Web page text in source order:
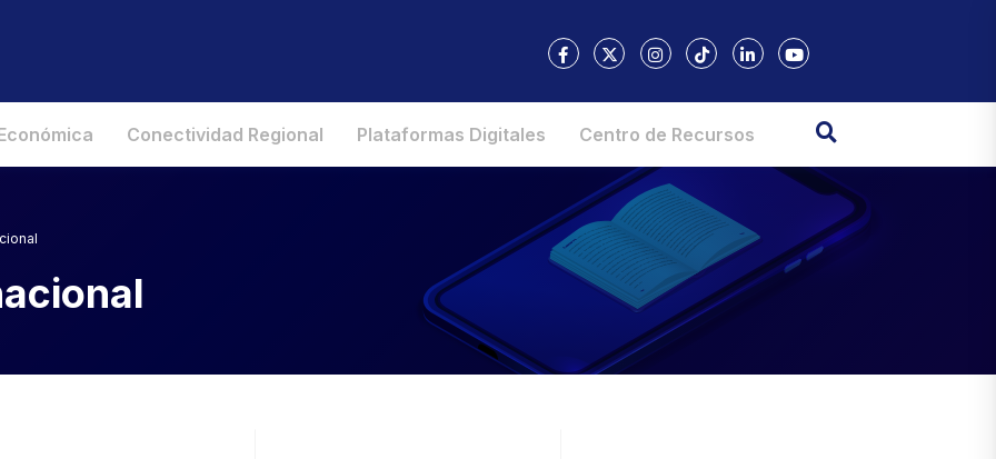
Conectividad Regional Plataformas Digitales Centro de Recursos